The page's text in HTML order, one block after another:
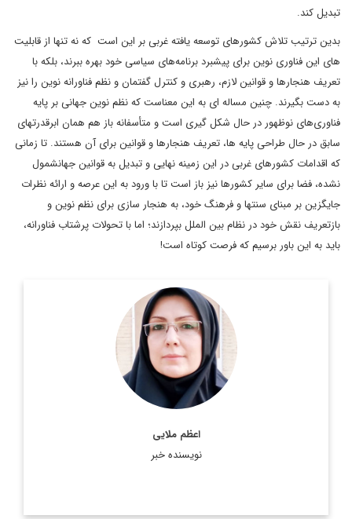
تبدیل کند.
بدین ترتیب تلاش کشورهای توسعه یافته غربی بر این است که نه تنها از قابلیت
های این فناوری نوین برای پیشبرد برنامه‌های سیاسی خود بهره ببرند، بلکه با
تعریف هنجارها و قوانین لازم، رهبری و کنترل گفتمان و نظم فناورانه نوین را نیز
به دست بگیرند. چنین مساله ای به این معناست که نظم نوین جهانی بر پایه
فناوری‌های نوظهور در حال شکل گیری است و متأسفانه باز هم همان ابرقدرتهای
سابق در حال طراحی پایه ها، تعریف هنجارها و قوانین برای آن هستند. تا زمانی
که اقدامات کشورهای غربی در این زمینه نهایی و تبدیل به قوانین جهانشمول
نشده، فضا برای سایر کشورها نیز باز است تا با ورود به این عرصه و ارائه نظرات
جایگزین بر مبنای سنتها و فرهنگ خود، به هنجار سازی برای نظم نوین و
بازتعریف نقش خود در نظام بین الملل بپردازند؛ اما با تحولات پرشتاب فناورانه،
باید به این باور برسیم که فرصت کوتاه است!
اعظم ملایی
نویسنده خبر
استاد دانشگاه و پژوهشگر روابط بین الملل
اطلاعات بیشتر